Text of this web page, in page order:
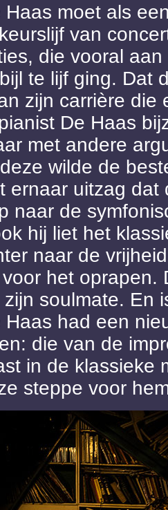
Haas moet als
van
die vooral
te lijf ging. Dat
zijn carrière die
De Haas
met andere
wilde de
ernaar uitzag dat
naar de
hij liet het
naar de
het oprapen.
zijn soulmate. En
Haas had een
die van de
in de klassieke
steppe voor